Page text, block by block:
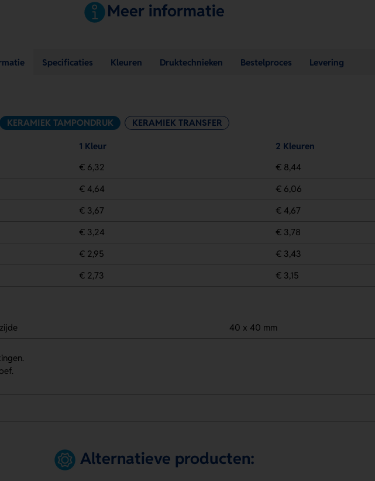
Meer informatie
Specificaties Kleuren Druktechnieken Bestelproces Levering
KERAMIEK TAMPONDRUK KERAMIEK TRANSFER
1 Kleur
2 Kleuren
€ 6,32
€ 8,44
€ 4,64
€ 6,06
€ 3,67
€ 4,67
€ 3,24
€ 3,78
€ 2,95
€ 3,43
€ 2,73 € 3,15
40 x 40 mm
Alternatieve producten: